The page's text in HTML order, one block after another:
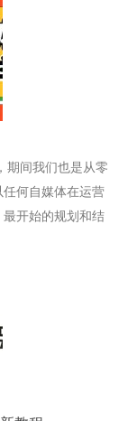
期间我们也是从零
何自媒体在运营
开始的规划和结